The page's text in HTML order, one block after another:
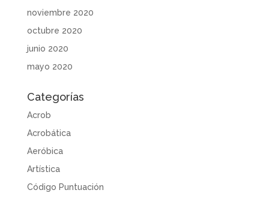
noviembre 2020
octubre 2020
junio 2020
mayo 2020
Categorías
Acrob
Acrobática
Aeróbica
Artística
Código Puntuación